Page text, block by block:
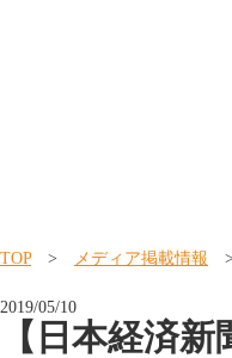
TOP> メディア掲載情報 >
2019/05/10
【日本経済